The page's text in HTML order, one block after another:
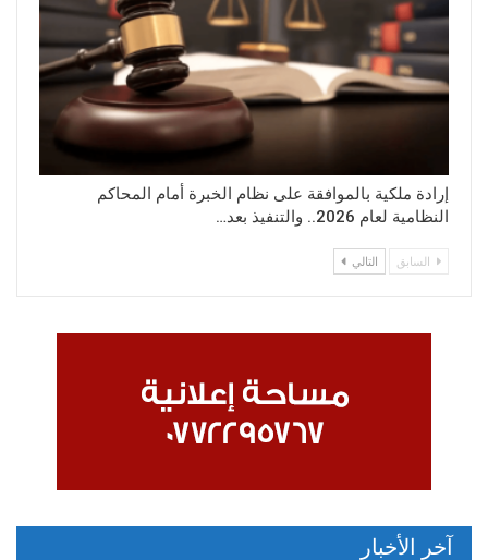
إرادة ملكية بالموافقة على نظام الخبرة أمام المحاكم
النظامية لعام 2026.. والتنفيذ بعد…
السابق التالي
آخر الأخبار